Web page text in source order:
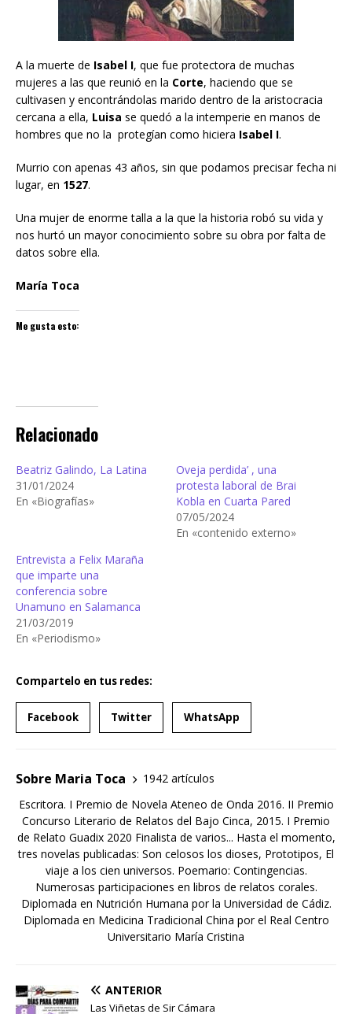
A la muerte de Isabel I, que fue protectora de muchas
mujeres a las que reunió en la Corte, haciendo que se
cultivasen y encontrándolas marido dentro de la aristocracia
cercana a ella, Luisa se quedó a la intemperie en manos de
hombres que no la protegían como hiciera Isabel I.
Murrio con apenas 43 años, sin que podamos precisar fecha ni
lugar, en 1527.
Una mujer de enorme talla a la que la historia robó su vida y
nos hurtó un mayor conocimiento sobre su obra por falta de
datos sobre ella.
María Toca
Me gusta esto:
Relacionado
Beatriz Galindo, La Latina
31/01/2024
En «Biografías»
Oveja perdida’ , una
protesta laboral de Brai
Kobla en Cuarta Pared
07/05/2024
En «contenido externo»
Entrevista a Felix Maraña
que imparte una
conferencia sobre
Unamuno en Salamanca
21/03/2019
En «Periodismo»
Compartelo en tus redes:
Facebook Twitter WhatsApp
Sobre Maria Toca
1942 artículos
Escritora. I Premio de Novela Ateneo de Onda 2016. II Premio
Concurso Literario de Relatos del Bajo Cinca, 2015. I Premio
de Relato Guadix 2020 Finalista de varios... Hasta el momento,
tres novelas publicadas: Son celosos los dioses, Prototipos, El
viaje a los cien universos. Poemario: Contingencias.
Numerosas participaciones en libros de relatos corales.
Diplomada en Nutrición Humana por la Universidad de Cádiz.
Diplomada en Medicina Tradicional China por el Real Centro
Universitario María Cristina
ANTERIOR
Las Viñetas de Sir Cámara